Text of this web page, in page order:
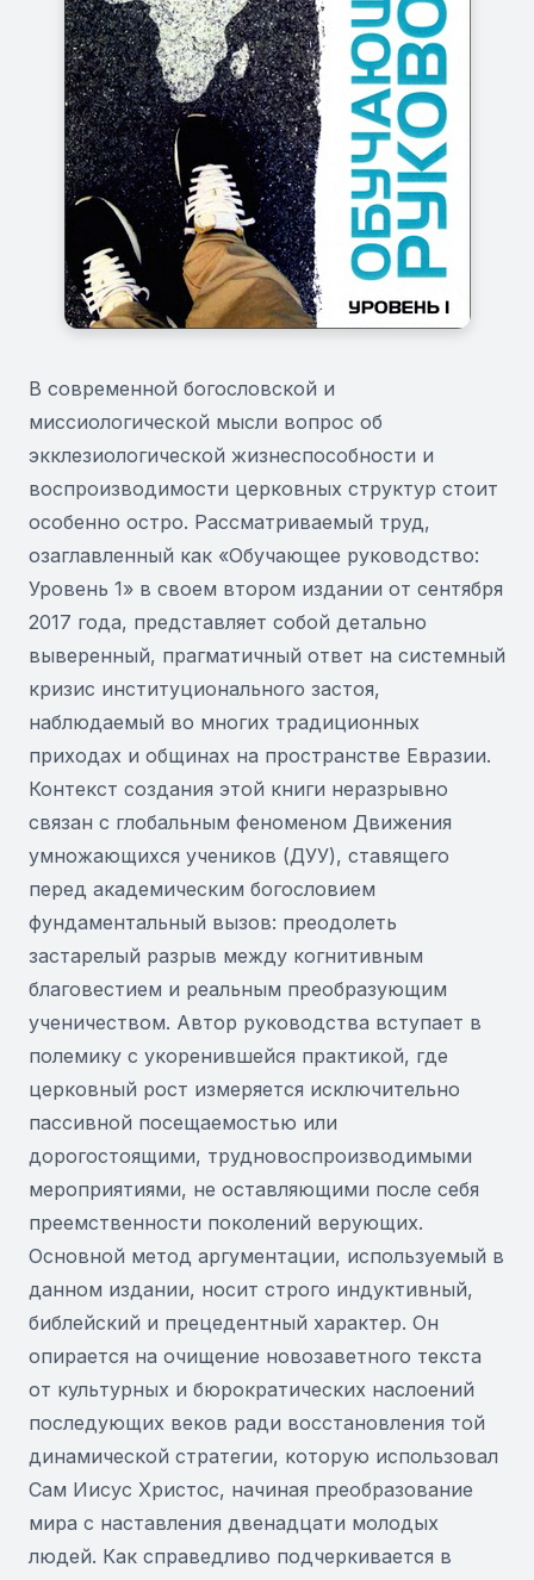
В современной богословской и
миссиологической мысли вопрос об
экклезиологической жизнеспособности и
воспроизводимости церковных структур стоит
особенно остро. Рассматриваемый труд,
озаглавленный как «Обучающее руководство:
Уровень 1» в своем втором издании от сентября
2017 года, представляет собой детально
выверенный, прагматичный ответ на системный
кризис институционального застоя,
наблюдаемый во многих традиционных
приходах и общинах на пространстве Евразии.
Контекст создания этой книги неразрывно
связан с глобальным феноменом Движения
умножающихся учеников (ДУУ), ставящего
перед академическим богословием
фундаментальный вызов: преодолеть
застарелый разрыв между когнитивным
благовестием и реальным преобразующим
ученичеством. Автор руководства вступает в
полемику с укоренившейся практикой, где
церковный рост измеряется исключительно
пассивной посещаемостью или
дорогостоящими, трудновоспроизводимыми
мероприятиями, не оставляющими после себя
преемственности поколений верующих.
Основной метод аргументации, используемый в
данном издании, носит строго индуктивный,
библейский и прецедентный характер. Он
опирается на очищение новозаветного текста
от культурных и бюрократических наслоений
последующих веков ради восстановления той
динамической стратегии, которую использовал
Сам Иисус Христос, начиная преобразование
мира с наставления двенадцати молодых
людей. Как справедливо подчеркивается в